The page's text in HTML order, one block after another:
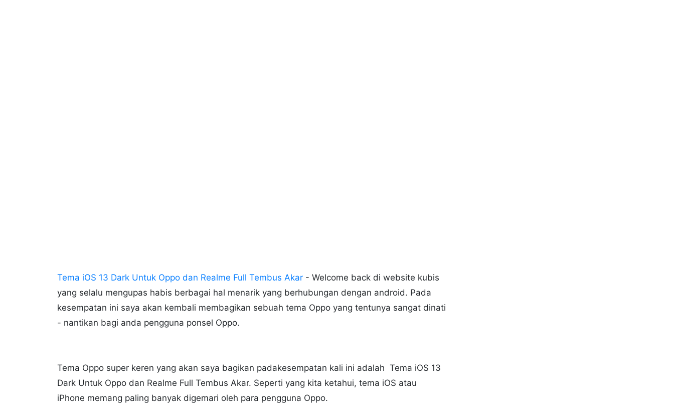
Tema iOS 13 Dark Untuk Oppo dan Realme Full Tembus Akar - Welcome back di website kubis
yang selalu mengupas habis berbagai hal menarik yang berhubungan dengan android. Pada
kesempatan ini saya akan kembali membagikan sebuah tema Oppo yang tentunya sangat dinati
- nantikan bagi anda pengguna ponsel Oppo.
Tema Oppo super keren yang akan saya bagikan padakesempatan kali ini adalah Tema iOS 13
Dark Untuk Oppo dan Realme Full Tembus Akar. Seperti yang kita ketahui, tema iOS atau
iPhone memang paling banyak digemari oleh para pengguna Oppo.